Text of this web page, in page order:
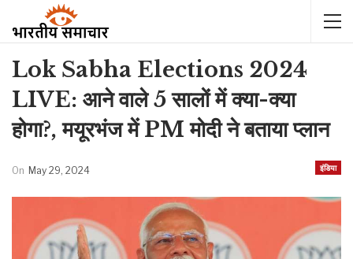
Lok Sabha Elections 2024
LIVE: आने वाले 5 सालों में क्या-क्या
होगा?, मयूरभंज में PM मोदी ने बताया प्लान
इंडिया
On May 29, 2024